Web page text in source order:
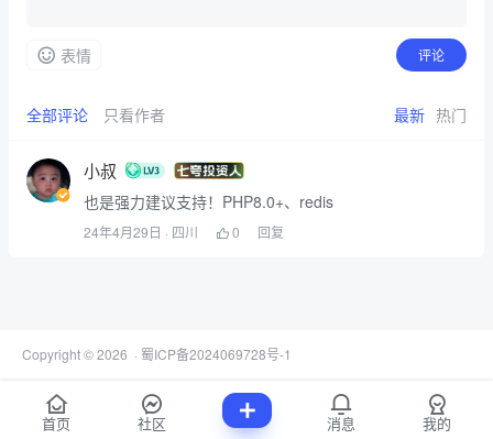
表情 评论
全部评论 只看作者 最新 热门
小叔
也是强力建议支持！PHP8.0+、redis
24年4月29日 · 四川 0 回复
Copyright © 2026 · 蜀ICP备2024069728号-1
首页 社区 消息 我的